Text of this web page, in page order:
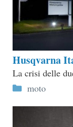
Husqvarna
La crisi delle
Categorie
moto